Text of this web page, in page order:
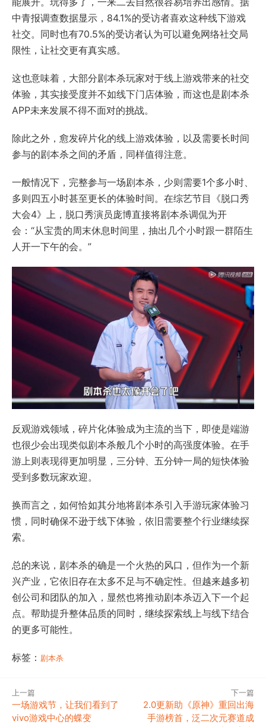
中青报调查数据显示，84.1%的受访者喜欢这种线下游戏
社交。同时也有70.5%的受访者认为可以避免网络社交局
限性，让社交更有真实感。
这也意味着，大部分剧本杀玩家对于线上游戏带来的社交
体验，其实接受度并不如线下门店体验，而这也是剧本杀
APP未来发展不得不面对的挑战。
除此之外，愈发碎片化的线上游戏体验，以及需要长时间
参与的剧本杀之间的矛盾，同样值得注意。
一般情况下，完整参与一场剧本杀，少则需要1个多小时、
多则四五小时甚至更长的体验时间。在综艺节目《脱口秀
大会4》上，脱口秀演员庞博直接将剧本杀调侃为开
会：“从宝贵的周末休息时间里，抽出几个小时跟一群陌生
人开一下午的会。”
反观游戏领域，碎片化体验成为主流的当下，即使是端游
也很少会出现类似剧本杀般几个小时的高强度体验。在手
游上则表现得更加明显，三分钟、五分钟一局的短快体验
受到多数玩家欢迎。
换而言之，如何恰如其分地将剧本杀引入手游玩家体验习
惯，同时确保不逊于线下体验，依旧需要整个行业继续探
索。
总的来说，剧本杀的确是一个火热的风口，但作为一个新
兴产业，它依旧存在太多不足与不确定性。但越来越多初
创公司和团队的加入，显然也将推动剧本杀迈入下一个起
点。帮助提升整体品质的同时，继续探索线上与线下结合
的更多可能性。
标签： 剧本杀
上一篇
一场游戏节，让我们看到了
vivo游戏中心的蝶变
下一篇
2.0更新助《原神》重回出海
手游榜首，泛二次元赛道成